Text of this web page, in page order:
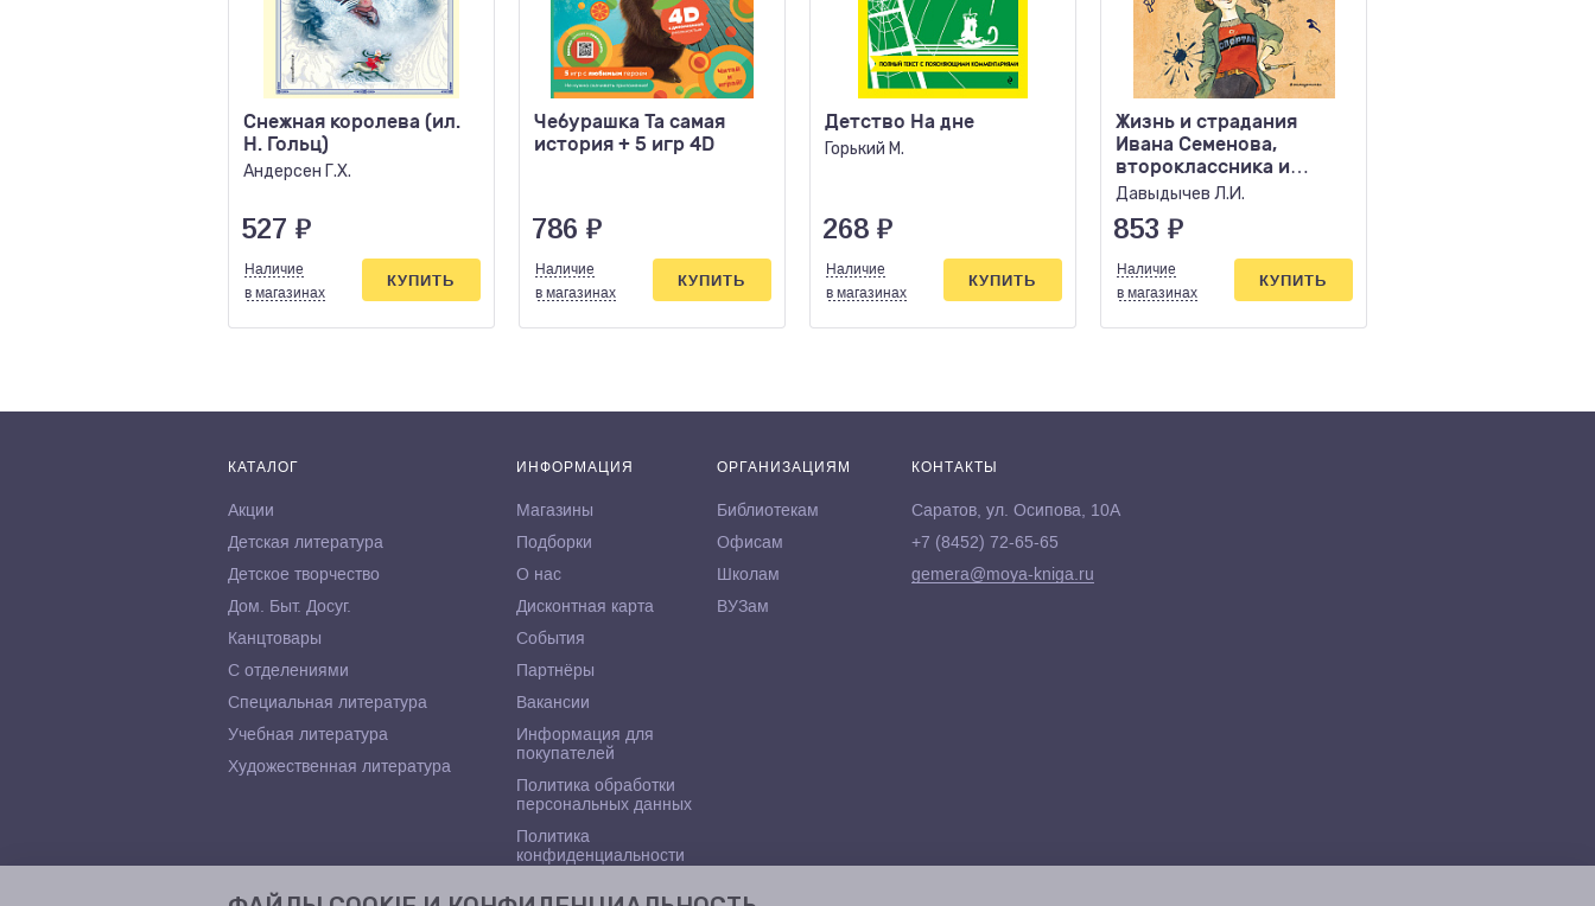
Снежная королева (ил.
Н. Гольц)
Андерсен Г.Х.
527 ₽
Наличие
в магазинах
КУПИТЬ
Чебурашка Та самая
история + 5 игр 4D
786 ₽
Наличие
в магазинах
КУПИТЬ
Детство На дне
Горький М.
268 ₽
Наличие
в магазинах
КУПИТЬ
Жизнь и страдания
Ивана Семенова,
второклассника и
второгодника (ил. А.
Давыдычев Л.И.
853 ₽
Наличие
в магазинах
КУПИТЬ
КАТАЛОГ
Акции
Детская литература
Детское творчество
Дом. Быт. Досуг.
Канцтовары
С отделениями
Специальная литература
Учебная литература
Художественная литература
ИНФОРМАЦИЯ
Магазины
Подборки
О нас
Дисконтная карта
События
Партнёры
Вакансии
Информация для
покупателей
Политика обработки
персональных данных
Политика
конфиденциальности
ОРГАНИЗАЦИЯМ
Библиотекам
Офисам
Школам
ВУЗам
КОНТАКТЫ
Саратов, ул. Осипова, 10А
+7 (8452) 72-65-65
gemera@moya-kniga.ru